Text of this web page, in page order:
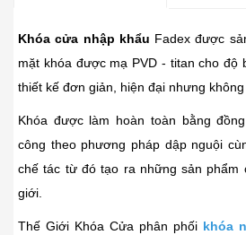
Khóa cửa nhập khẩu Fadex được
mặt khóa được mạ PVD - titan cho độ
thiết kế đơn giản, hiện đại nhưng
Khóa được làm hoàn toàn bằng
công theo phương pháp dập nguội
chế tác từ đó tạo ra những sản phẩm
giới.
Thế Giới Khóa Cửa phân phối khóa